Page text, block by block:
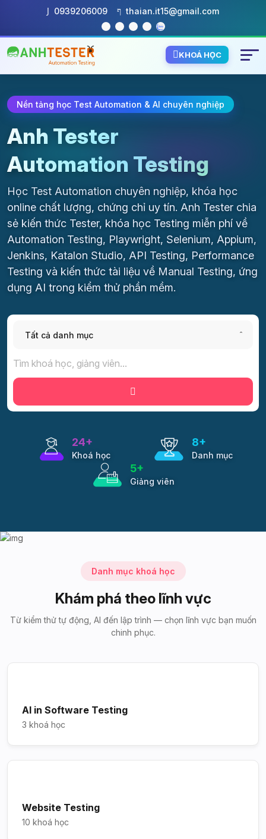
0939206009 thaian.it15@gmail.com
KHOÁ HỌC
Nền tảng học Test Automation & AI chuyên nghiệp
Anh Tester
Automation Testing
Học Test Automation chuyên nghiệp, khóa học
online chất lượng, chứng chỉ uy tín. Anh Tester chia
sẻ kiến thức Tester, khóa học Testing miễn phí về
Automation Testing, Playwright, Selenium, Appium,
Jenkins, Katalon Studio, API Testing, Performance
Testing và kiến thức tài liệu về Manual Testing, ứng
dụng AI trong kiểm thử phần mềm.
Tất cả danh mục
24+
Khoá học
8+
Danh mục
5+
Giảng viên
Danh mục khoá học
Khám phá theo lĩnh vực
Từ kiểm thử tự động, AI đến lập trình — chọn lĩnh vực bạn muốn
chinh phục.
AI in Software Testing
3 khoá học
Website Testing
10 khoá học